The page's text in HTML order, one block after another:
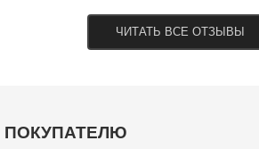
ЧИТАТЬ ВСЕ ОТЗЫВЫ
ПОКУПАТЕЛЮ